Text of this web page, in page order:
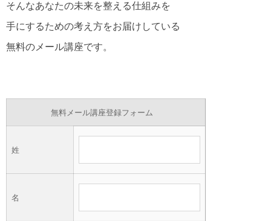
そんなあなたの未来を整える仕組みを
手にするための考え方をお届けしている
無料のメール講座です。
無料メール講座登録フォーム
姓
名